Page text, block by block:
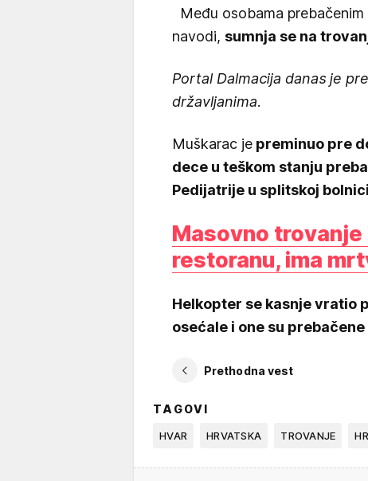
Među osobama
navodi, sumnja se na
Portal Dalmacija danas je
državljanima.
Muškarac je preminuo pre
dece u teškom stanju
Pedijatrije u splitskoj
Masovno
restoranu, ima
Helkopter se kasnje vratio
osećale i one su
Prethodna vest
TAGOVI
HVAR HRVATSKA TROVANJE